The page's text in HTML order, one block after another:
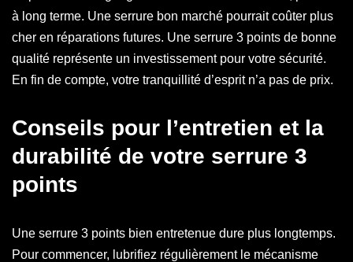
à long terme. Une serrure bon marché pourrait coûter plus
cher en réparations futures. Une serrure 3 points de bonne
qualité représente un investissement pour votre sécurité.
En fin de compte, votre tranquillité d’esprit n’a pas de prix.
Conseils pour l’entretien et la
durabilité de votre serrure 3
points
Une serrure 3 points bien entretenue dure plus longtemps.
Pour commencer, lubrifiez régulièrement le mécanisme